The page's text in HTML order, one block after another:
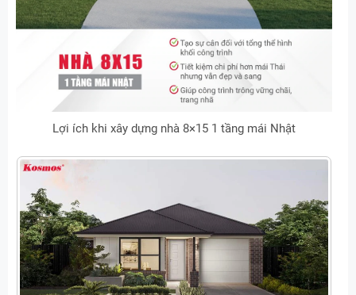
Lợi ích khi xây dựng nhà 8×15 1 tầng mái Nhật